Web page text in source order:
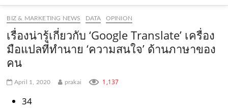
o
o
k
.
c
o
b
e
.
o
m
e
g
r
a
.
k
.
c
m
BIZ & MARKETING NEWS DATA OPINION
เรื่องน่ารู้เกี่ยวกับ ‘Google Translate’ เครื่อง
มือแปลที่ทำนาย ‘ความสนใจ’ ด้านภาษาของ
คน
April 1, 2020 prakai 1,137
34